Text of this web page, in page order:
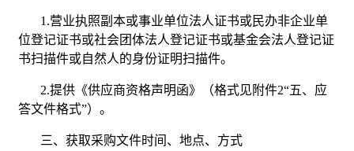
1.营业执照副本或事业单位法人证书或民办非企业单
位登记证书或社会团体法人登记证书或基金会法人登记证
书扫描件或自然人的身份证明扫描件。
2.提供《供应商资格声明函》（格式见附件2“五、应
答文件格式”）。
三、获取采购文件时间、地点、方式